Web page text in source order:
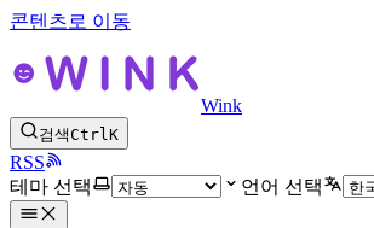
콘텐츠로 이동
Wink
검색CtrlK
RSS
테마 선택
언어 선택